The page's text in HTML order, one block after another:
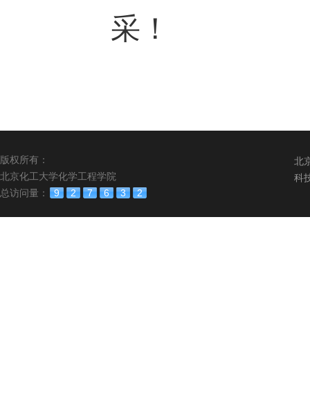
采！
版权所有：
北京化工大学化学工程学院
总访问量：
9 2 7 6 3 2
北
科